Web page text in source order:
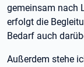
gemeinsam nach
erfolgt die
Bedarf auch
Außerdem stehe